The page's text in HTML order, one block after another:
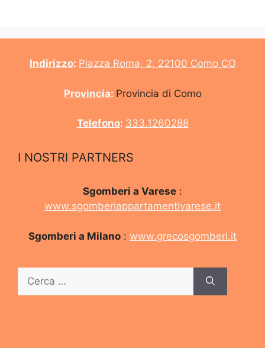
e
b
s
A
p
er
Indirizzo: Piazza Roma, 2, 22100 Como CO
Provincia: Provincia di Como
Telefono: 333.1260288
I NOSTRI PARTNERS
Sgomberi a Varese :
www.sgomberiappartamentivarese.it
Sgomberi a Milano : ​ www.grecosgomberi.it
per: